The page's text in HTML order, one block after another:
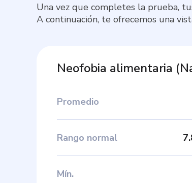
Una vez que completes la prueba,
A continuación, te ofrecemos una
Neofobia alimentaria (
Promedio
Rango normal
Mín.